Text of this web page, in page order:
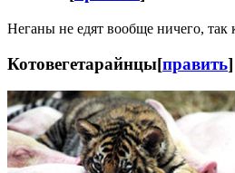
Неганы не едят вообще ничего, так
Котовегетарайнцы[править]